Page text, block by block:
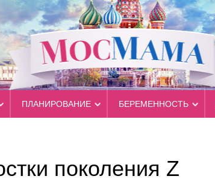
ПЛАНИРОВАНИЕ БЕРЕМЕННОСТЬ
поколения Z